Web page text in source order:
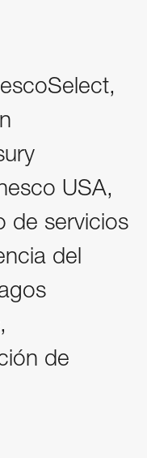
USA,
de servicios
del
de